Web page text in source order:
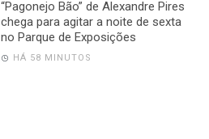
“Pagonejo Bão” de Alexandre Pires
chega para agitar a noite de sexta
no Parque de Exposições
HÁ 58 MINUTOS